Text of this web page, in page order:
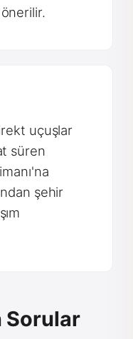
uçuşlar
süren
şehir
Sorular